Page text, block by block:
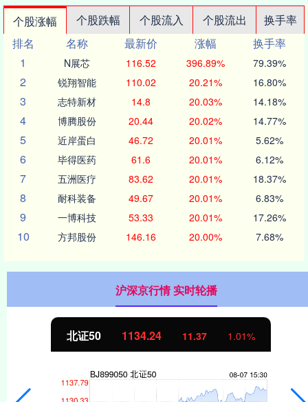
个股涨幅 个股跌幅 个股流入 个股流出
换手率
排名
名称 最新价 涨幅
换手率
1
N展芯 116.52 396.89% 79.39%
2 锐翔智能 110.02 20.21% 16.80%
3 志特新材 14.8 20.03% 14.18%
4 博腾股份 20.44 20.02% 14.77%
5 近岸蛋白 46.72 20.01% 5.62%
6 毕得医药 61.6 20.01% 6.12%
7 五洲医疗 83.62 20.01% 18.37%
8 耐科装备 49.67 20.01% 6.83%
9 一博科技 53.33 20.01% 17.26%
10 方邦股份 146.16 20.00% 7.68%
沪深京行情 实时轮播
北证50 1134.24 11.37 1.01%